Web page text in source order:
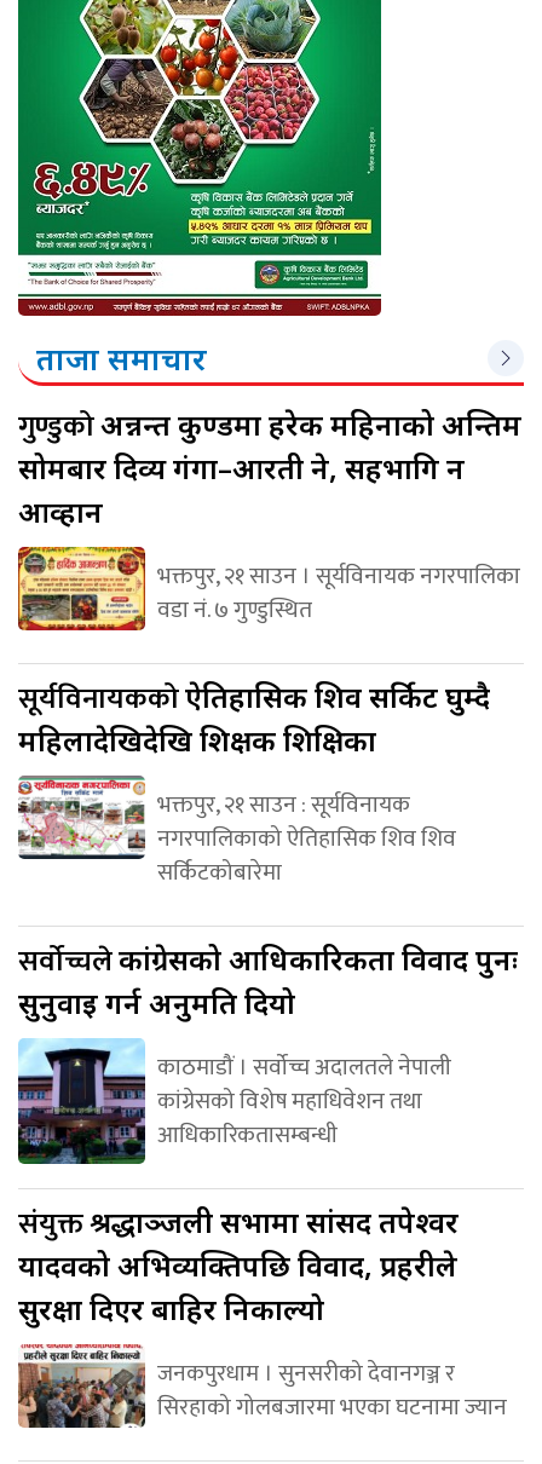
ताजा समाचार
गुण्डुकोअन्नन्त कुण्डमा हरेक महिनाको अन्तिम
सोमबार दिव्य गंगा–आरती हुने, सहभागि हुन
आव्हान
भक्तपुर, २१ साउन । सूर्यविनायक नगरपालिका
वडा नं. ७ गुण्डुस्थित
सूर्यविनायककोऐतिहासिक शिव सर्किट घुम्दै
महिलादेखिदेखि शिक्षक शिक्षिका
भक्तपुर, २१ साउन : सूर्यविनायक
नगरपालिकाको ऐतिहासिक शिव शिव
सर्किटकोबारेमा
सर्वोच्चलेकांग्रेसको आधिकारिकता विवाद पुनः
सुनुवाइ गर्न अनुमति दियो
काठमाडौं । सर्वोच्च अदालतले नेपाली
कांग्रेसको विशेष महाधिवेशन तथा
आधिकारिकतासम्बन्धी
संयुक्तश्रद्धाञ्जली सभामा सांसद तपेश्वर
यादवको अभिव्यक्तिपछि विवाद, प्रहरीले
सुरक्षा दिएर बाहिर निकाल्यो
जनकपुरधाम । सुनसरीको देवानगञ्ज र
सिरहाको गोलबजारमा भएका घटनामा ज्यान